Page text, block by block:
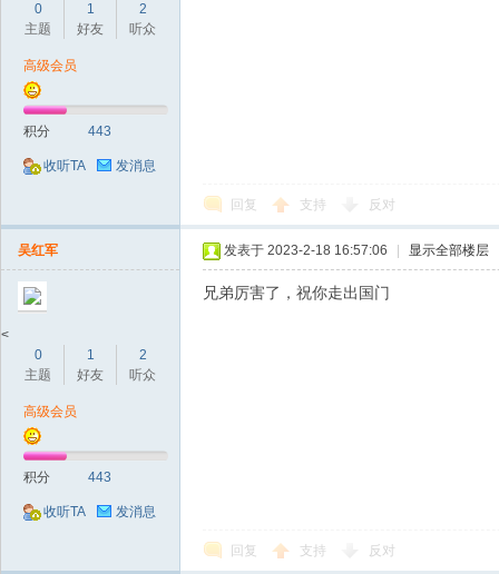
0
主题
1
好友
2
听众
高级会员
积分 443
收听TA 发消息
回复 支持 反对
吴红军
<
0
主题
1
好友
2
听众
高级会员
积分 443
收听TA 发消息
发表于 2023-2-18 16:57:06 显示全部楼层
兄弟厉害了，祝你走出国门
回复 支持 反对